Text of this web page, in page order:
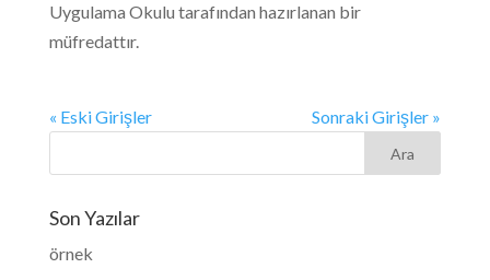
Uygulama Okulu tarafından hazırlanan bir
müfredattır.
« Eski Girişler Sonraki Girişler »
Son Yazılar
örnek